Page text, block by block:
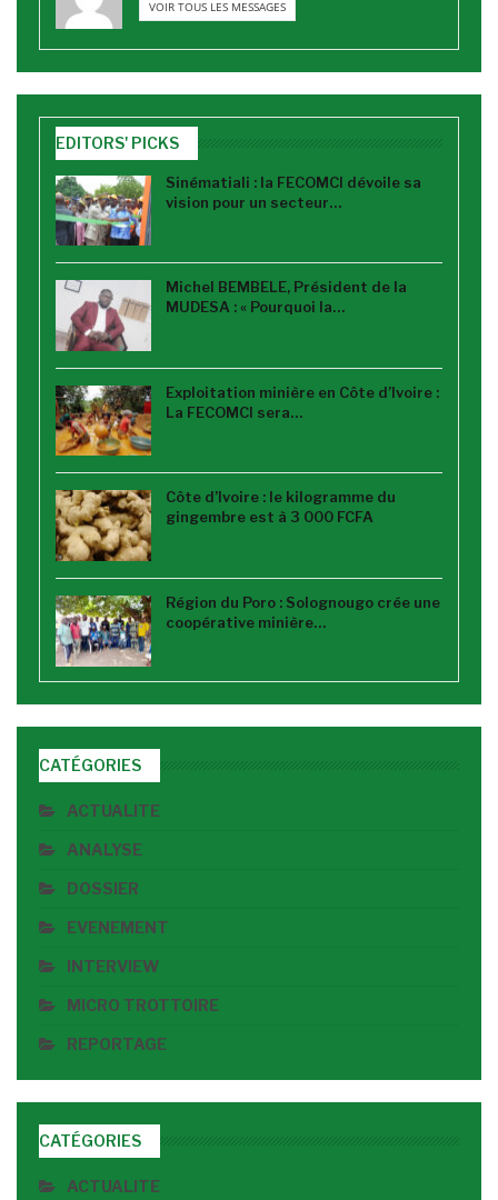
VOIR TOUS LES MESSAGES
EDITORS' PICKS
Sinématiali : la FECOMCI dévoile sa
vision pour un secteur…
Michel BEMBELE, Président de la
MUDESA : « Pourquoi la…
Exploitation minière en Côte d’Ivoire :
La FECOMCI sera…
Côte d’Ivoire : le kilogramme du
gingembre est à 3 000 FCFA
Région du Poro : Solognougo crée une
coopérative minière…
CATÉGORIES
ACTUALITE
ANALYSE
DOSSIER
EVENEMENT
INTERVIEW
MICRO TROTTOIRE
REPORTAGE
CATÉGORIES
ACTUALITE